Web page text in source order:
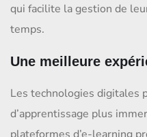
qui facilite la gestion de
temps.
Une meilleure
Les technologies digitales
d’apprentissage plus